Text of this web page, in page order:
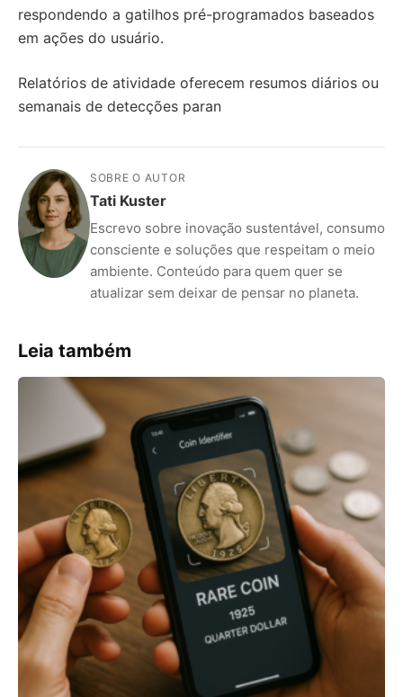
respondendo a gatilhos pré-programados baseados
em ações do usuário.
Relatórios de atividade oferecem resumos diários ou
semanais de detecções paran
SOBRE O AUTOR
Tati Kuster
Escrevo sobre inovação sustentável, consumo
consciente e soluções que respeitam o meio
ambiente. Conteúdo para quem quer se
atualizar sem deixar de pensar no planeta.
Leia também